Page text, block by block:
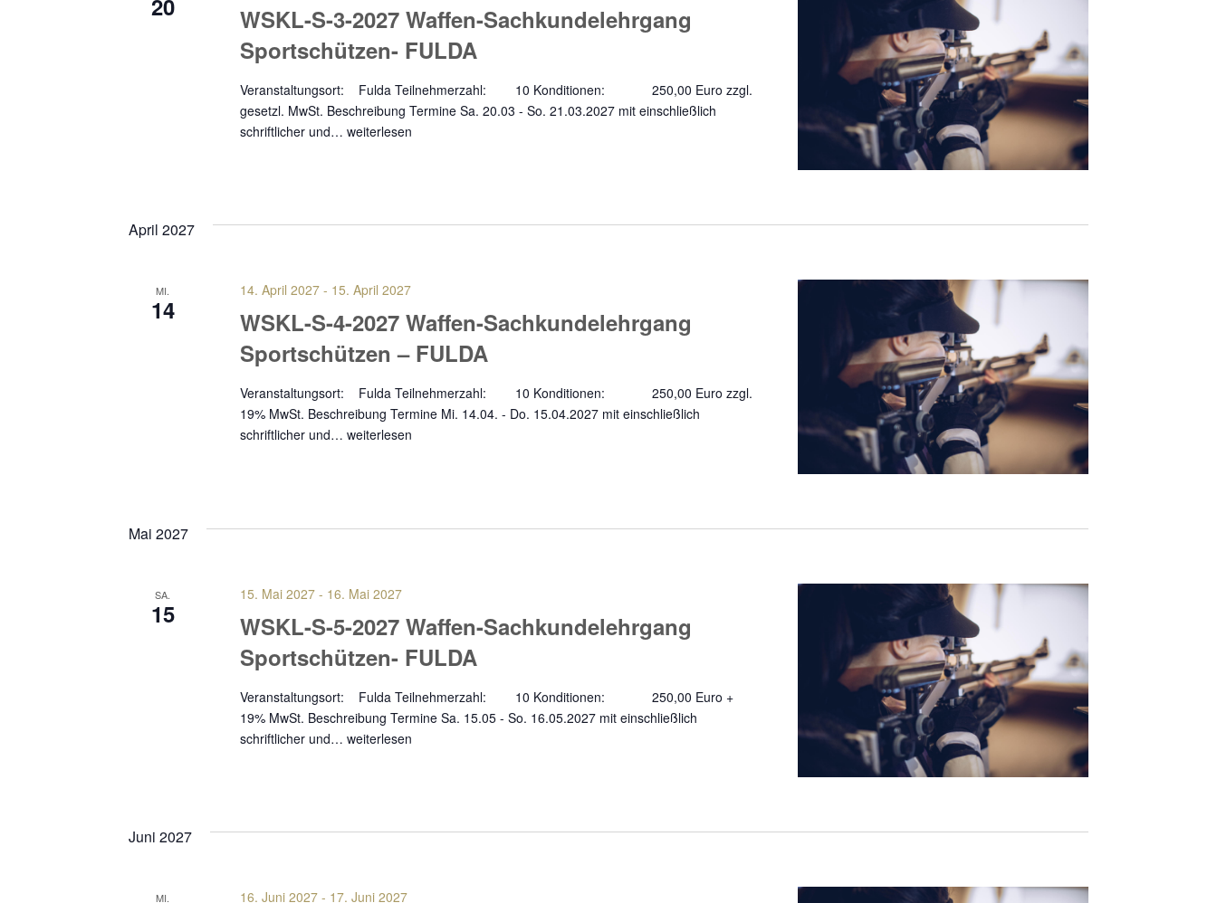
20
WSKL-S-3-2027 Waffen-Sachkundelehrgang
Sportschützen- FULDA
Veranstaltungsort: Fulda Teilnehmerzahl: 10 Konditionen: 250,00 Euro zzgl.
gesetzl. MwSt. Beschreibung Termine Sa. 20.03 - So. 21.03.2027 mit einschließlich
schriftlicher und…weiterlesen
April 2027
MI.
14
WSKL-S-4-2027 Waffen-Sachkundelehrgang
Sportschützen – FULDA
14. April 2027 - 15. April 2027
Veranstaltungsort: Fulda Teilnehmerzahl: 10 Konditionen: 250,00 Euro zzgl.
19% MwSt. Beschreibung Termine Mi. 14.04. - Do. 15.04.2027 mit einschließlich
schriftlicher und…weiterlesen
Mai 2027
SA.
15
WSKL-S-5-2027 Waffen-Sachkundelehrgang
Sportschützen- FULDA
15. Mai 2027 - 16. Mai 2027
Veranstaltungsort: Fulda Teilnehmerzahl: 10 Konditionen: 250,00 Euro +
19% MwSt. Beschreibung Termine Sa. 15.05 - So. 16.05.2027 mit einschließlich
schriftlicher und…weiterlesen
Juni 2027
MI. 16. Juni 2027 - 17. Juni 2027